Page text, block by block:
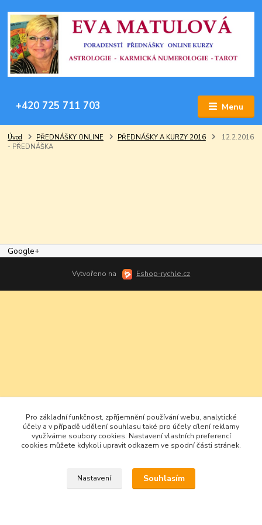
Menu
+420 725 711 703
Úvod PŘEDNÁŠKY ONLINE PŘEDNÁŠKY A KURZY 2016
12.2.2016
- PŘEDNÁŠKA
Google+
Vytvořeno na Eshop-rychle.cz
Pro základní funkčnost, zpříjemnění používání webu, analytické
účely a v případě udělení souhlasu také pro účely cílení reklamy
využíváme soubory cookies. Nastavení vlastních preferencí
cookies můžete kdykoli upravit odkazem ve spodní části stránek.
Nastavení Souhlasím